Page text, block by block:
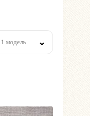
1 модель